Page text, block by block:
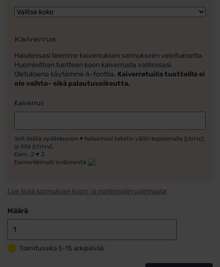
Kaiverrus
Halutessasi teemme kaiverruksen sormukseen veloituksetta.
Huomioithan tuotteen koon kaiverrusta valitessasi.
Oletuksena käytämme A-fonttia. Kaiverretuilla tuotteilla ei
ole vaihto- eikä palautusoikeutta.
Kaiverrus
Voit lisätä sydänkuvion ♥ haluamasi tekstin väliin kopioimalla (ctrl+c)
ja liitä (ctrl+v).
Esim. J ♥ J
Esimerkkimalli sydämestä
Lue lisää sormuksen koon ja materiaalin valinnasta
Määrä
237-
Toimitusaika 5-15 arkipäivää